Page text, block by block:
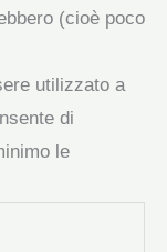
(cioè poco
utilizzato a
di
le